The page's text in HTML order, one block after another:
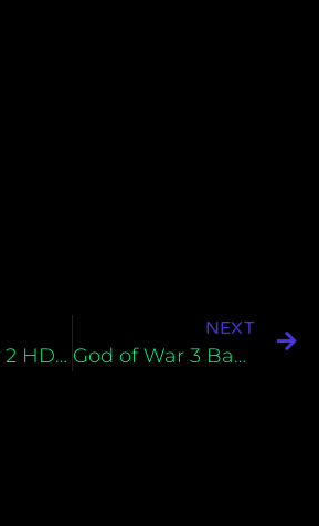
God of War 2 HD Bahasa Indonesia Untuk PS3
NEXT
God of War 3 Bahasa Indonesia Untuk PS3